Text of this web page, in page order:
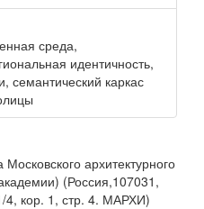
среда,
идентичность,
семантический каркас
архитектурного
(Россия,107031,
4, кор. 1, стр. 4. МАРХИ)